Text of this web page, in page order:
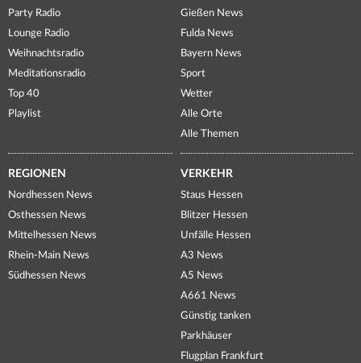
Party Radio
Lounge Radio
Weihnachtsradio
Meditationsradio
Top 40
Playlist
Gießen News
Fulda News
Bayern News
Sport
Wetter
Alle Orte
Alle Themen
REGIONEN
Nordhessen News
Osthessen News
Mittelhessen News
Rhein-Main News
Südhessen News
VERKEHR
Staus Hessen
Blitzer Hessen
Unfälle Hessen
A3 News
A5 News
A661 News
Günstig tanken
Parkhäuser
Flugplan Frankfurt